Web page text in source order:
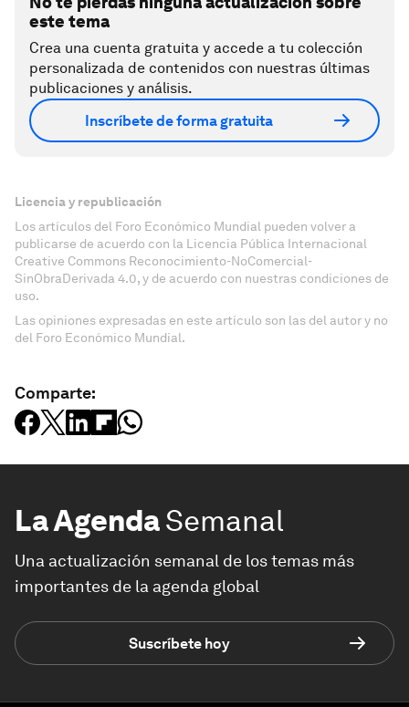
este tema
Crea una cuenta gratuita y accede a tu colección
personalizada de contenidos con nuestras últimas
publicaciones y análisis.
Inscríbete de forma gratuita
Licencia y republicación
Los artículos del Foro Económico Mundial pueden volver a
publicarse de acuerdo con la Licencia Pública Internacional
Creative Commons Reconocimiento-NoComercial-
SinObraDerivada 4.0, y de acuerdo con nuestras condiciones de
uso.
Las opiniones expresadas en este artículo son las del autor y no
del Foro Económico Mundial.
Comparte:
La AgendaSemanal
Una actualización semanal de los temas más
importantes de la agenda global
Suscríbete hoy